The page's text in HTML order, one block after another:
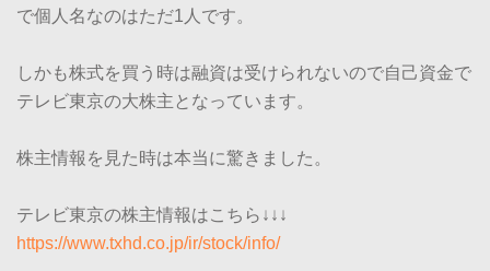
で個人名なのはただ1人です。
しかも株式を買う時は融資は受けられないので自己資金で
テレビ東京の大株主となっています。
株主情報を見た時は本当に驚きました。
テレビ東京の株主情報はこちら↓↓↓
https://www.txhd.co.jp/ir/stock/info/